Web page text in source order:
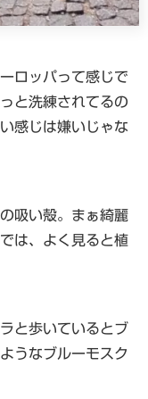
ロッパって感じで
と洗練されてるの
感じは嫌いじゃな
吸い殻。まぁ綺麗
は、よく見ると植
と歩いているとブ
うなブルーモスク